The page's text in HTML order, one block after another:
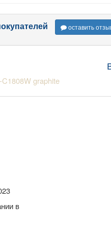
оставить
C1808W graphite
в